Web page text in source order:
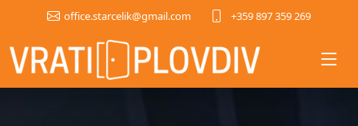
office.starcelik@gmail.com +359 897 359 269